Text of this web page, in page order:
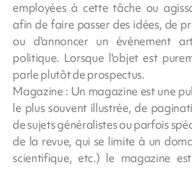
employées à cette tâche ou
afin de faire passer des idées, de
ou d'annoncer un événement
politique. Lorsque l'objet est
parle plutôt de prospectus.
Magazine : Un magazine est une
le plus souvent illustrée, de
de sujets généralistes ou parfois
de la revue, qui se limite à un
scientifique, etc.) le magazine